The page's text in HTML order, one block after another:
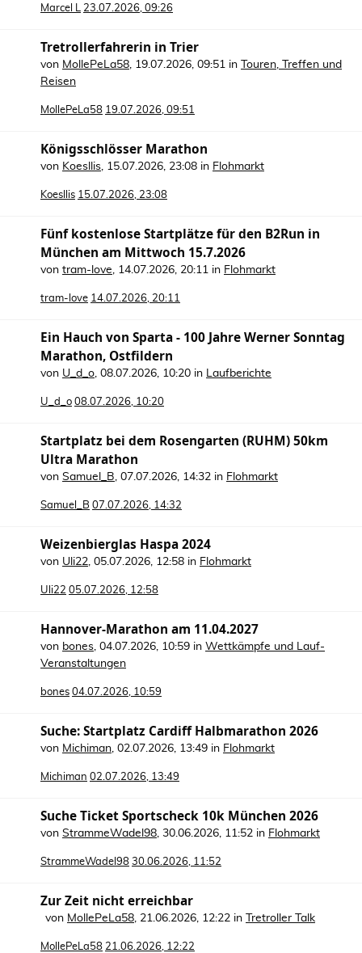
Marcel L 23.07.2026, 09:26
Tretrollerfahrerin in Trier
von MollePeLa58, 19.07.2026, 09:51 in
Touren, Treffen und
Reisen
MollePeLa58 19.07.2026, 09:51
Königsschlösser Marathon
von Koesllis, 15.07.2026, 23:08 in Flohmarkt
Koesllis 15.07.2026, 23:08
Fünf kostenlose Startplätze für den B2Run in
München am Mittwoch 15.7.2026
von tram-love, 14.07.2026, 20:11 in Flohmarkt
tram-love 14.07.2026, 20:11
Ein Hauch von Sparta - 100 Jahre Werner Sonntag
Marathon, Ostfildern
von U_d_o, 08.07.2026, 10:20 in Laufberichte
U_d_o 08.07.2026, 10:20
Startplatz bei dem Rosengarten (RUHM) 50km
Ultra Marathon
von Samuel_B, 07.07.2026, 14:32 in Flohmarkt
Samuel_B 07.07.2026, 14:32
Weizenbierglas Haspa 2024
von Uli22, 05.07.2026, 12:58 in Flohmarkt
Uli22 05.07.2026, 12:58
Hannover-Marathon am 11.04.2027
von bones, 04.07.2026, 10:59 in Wettkämpfe und Lauf-
Veranstaltungen
bones 04.07.2026, 10:59
Suche: Startplatz Cardiff Halbmarathon 2026
von Michiman, 02.07.2026, 13:49 in Flohmarkt
Michiman 02.07.2026, 13:49
Suche Ticket Sportscheck 10k München 2026
von StrammeWadel98, 30.06.2026, 11:52 in Flohmarkt
StrammeWadel98 30.06.2026, 11:52
Zur Zeit nicht erreichbar
von MollePeLa58, 21.06.2026, 12:22 in Tretroller Talk
MollePeLa58 21.06.2026, 12:22